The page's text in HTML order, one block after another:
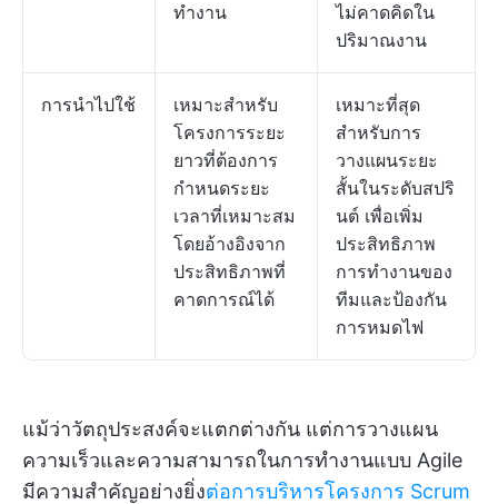
ทำงาน
ไม่คาดคิดใน
ปริมาณงาน
การนำไปใช้
เหมาะสำหรับ
โครงการระยะ
ยาวที่ต้องการ
กำหนดระยะ
เวลาที่เหมาะสม
โดยอ้างอิงจาก
ประสิทธิภาพที่
คาดการณ์ได้
เหมาะที่สุด
สำหรับการ
วางแผนระยะ
สั้นในระดับสปริ
นต์ เพื่อเพิ่ม
ประสิทธิภาพ
การทำงานของ
ทีมและป้องกัน
การหมดไฟ
แม้ว่าวัตถุประสงค์จะแตกต่างกัน แต่การวางแผน
ความเร็วและความสามารถในการทำงานแบบ Agile
มีความสำคัญอย่างยิ่งต่อการบริหารโครงการ Scrum